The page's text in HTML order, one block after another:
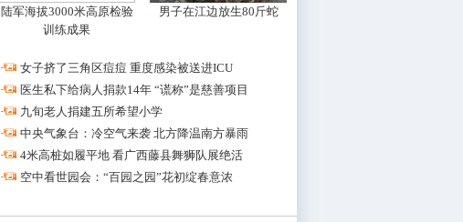
陆军海拔3000米高原检验
训练成果
男子在江边放生80斤蛇
·
女子挤了三角区痘痘 重度感染被送进ICU
·
医生私下给病人捐款14年 “谎称”是慈善项目
·
九旬老人捐建五所希望小学
·
中央气象台：冷空气来袭 北方降温南方暴雨
·
4米高桩如履平地 看广西藤县舞狮队展绝活
·
空中看世园会：“百园之园”花初绽春意浓